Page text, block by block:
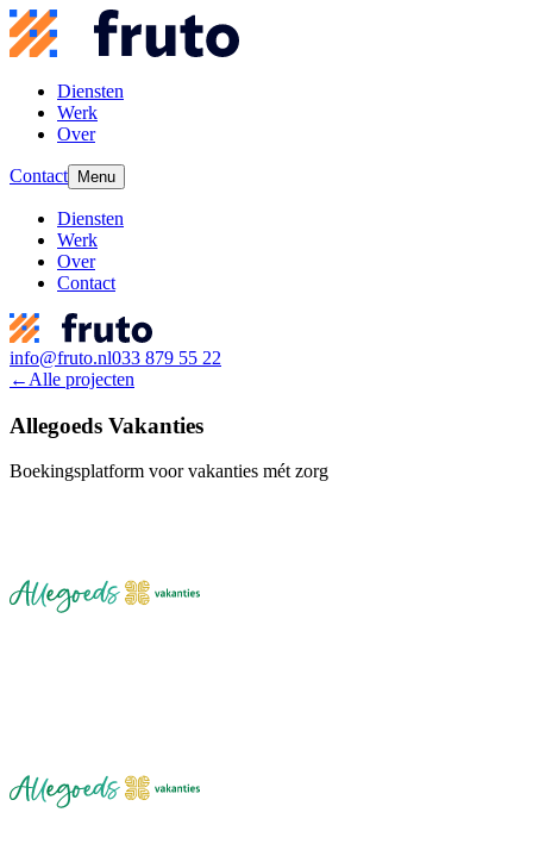
Diensten
Werk
Over
Contact Menu
Diensten
Werk
Over
Contact
info@fruto.nl033 879 55 22
← Alle projecten
Allegoeds Vakanties
Boekingsplatform voor vakanties mét zorg